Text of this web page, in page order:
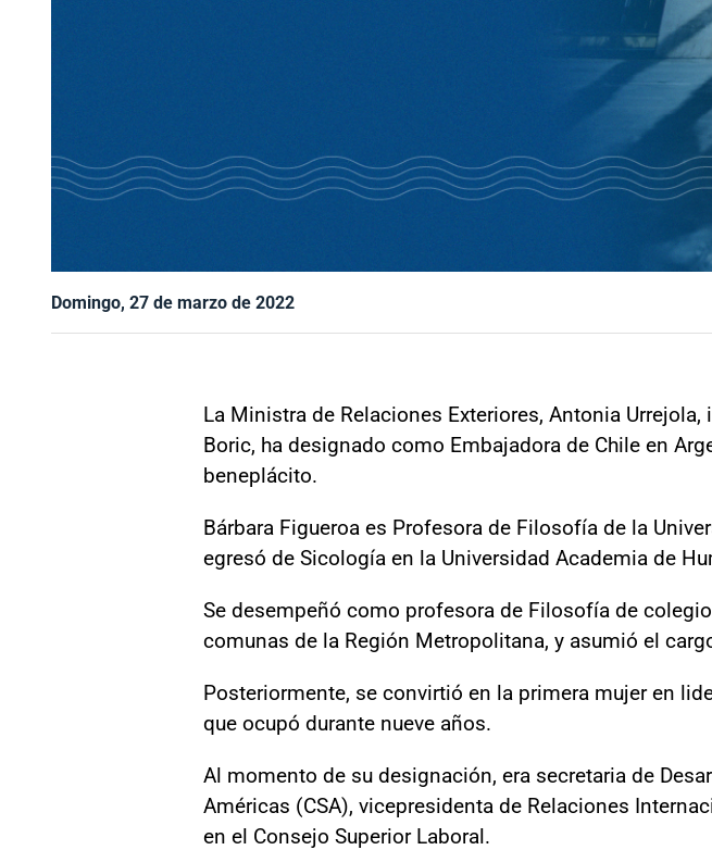
Domingo, 27 de marzo de 2022
La Ministra de Relaciones Exteriores, Antonia
Boric, ha designado como Embajadora de Chile en
beneplácito.
Bárbara Figueroa es Profesora de Filosofía de la
egresó de Sicología en la Universidad Academia de
Se desempeñó como profesora de Filosofía de
comunas de la Región Metropolitana, y asumió el
Posteriormente, se convirtió en la primera mujer en
que ocupó durante nueve años.
Al momento de su designación, era secretaria de
Américas (CSA), vicepresidenta de Relaciones
en el Consejo Superior Laboral.